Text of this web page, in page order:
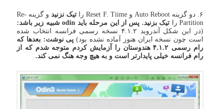
۶. دو گزینه Auto Reboot و Reset F. Tiime را تیک نزنید
و گزینه Re-
Partition را
تیک بزنید. پس از این مرحله باید odin شبیه زیر باشد:
(در این شکل آندروید ۴.۱.۲ نسخه رسمی فرانسه انتخاب شده
است چون نسخه ایران هنوز آماده نشده بود) پی نوشت: بعدها که
رام رسمی ۴.۱.۲ هندوستان را آزمایش کردم متوجه شدم که از
رام فرانسه خیلی پایدارتر است و به هیچ وجه هنگ نمی کند.